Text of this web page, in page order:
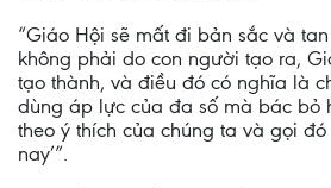
“Giáo Hội sẽ mất đi bản sắc và
không phải do con người tạo ra,
tạo thành, và điều đó có nghĩa là
dùng áp lực của đa số mà bác bỏ
theo ý thích của chúng ta và gọi
nay’”.